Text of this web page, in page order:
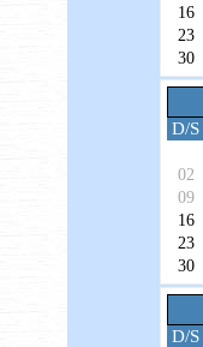
16
23
30
D/S
02
09
16
23
30
D/S